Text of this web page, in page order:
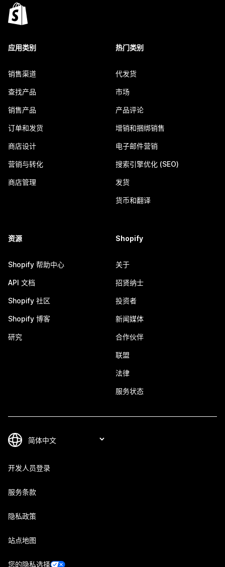
应用类别
销售渠道
查找产品
销售产品
订单和发货
商店设计
营销与转化
商店管理
热门类别
代发货
市场
产品评论
增销和捆绑销售
电子邮件营销
搜索引擎优化 (SEO)
发货
货币和翻译
资源
Shopify 帮助中心
API 文档
Shopify 社区
Shopify 博客
研究
Shopify
关于
招贤纳士
投资者
新闻媒体
合作伙伴
联盟
法律
服务状态
开发人员登录
服务条款
隐私政策
站点地图
您的隐私选择